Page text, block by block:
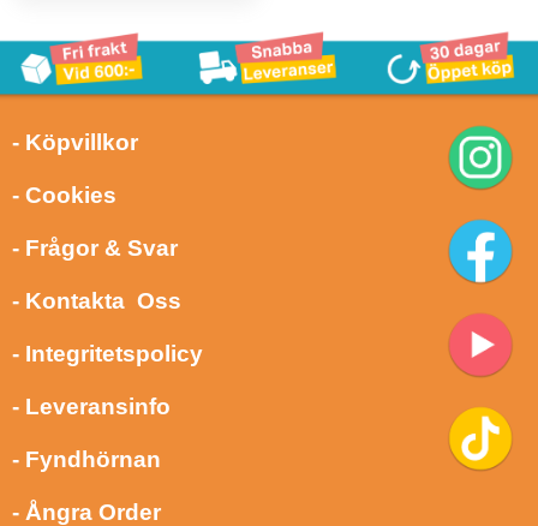
- Köpvillkor
- Cookies
- Frågor & Svar
- Kontakta Oss
- Integritetspolicy
- Leveransinfo
- Fyndhörnan
- Ångra Order